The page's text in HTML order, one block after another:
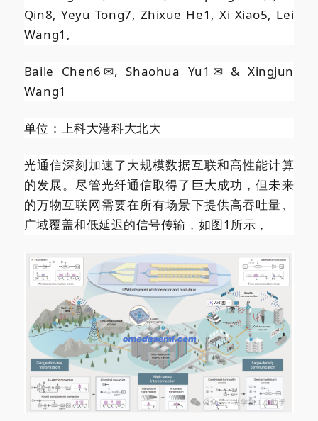
Qin8, Yeyu Tong7, Zhixue He1 , Xi Xiao5, Lei
Wang1 ,
Baile Chen6 ✉, Shaohua Yu1 ✉ & Xingjun
Wang1
单位：上科大港科大北大
光通信深刻加速了大规模数据互联和高性能计算
的发展。尽管光纤通信取得了巨大成功，但未来
的万物互联网需要在所有场景下提供高吞吐量、
广域覆盖和低延迟的信号传输，如图1所示，